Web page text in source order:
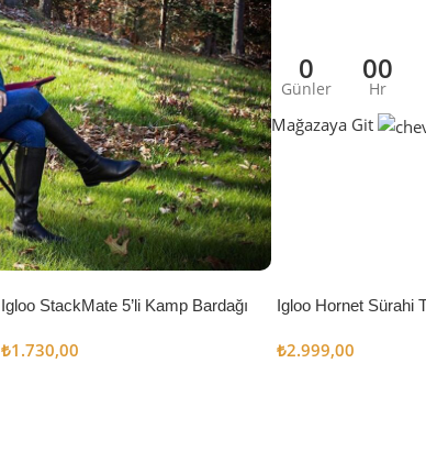
0
Günler
00
Hr
Mağazaya Git
Igloo StackMate 5’li Kamp Bardağı
₺1.730,00
Igloo Hornet Sürahi
₺2.999,00